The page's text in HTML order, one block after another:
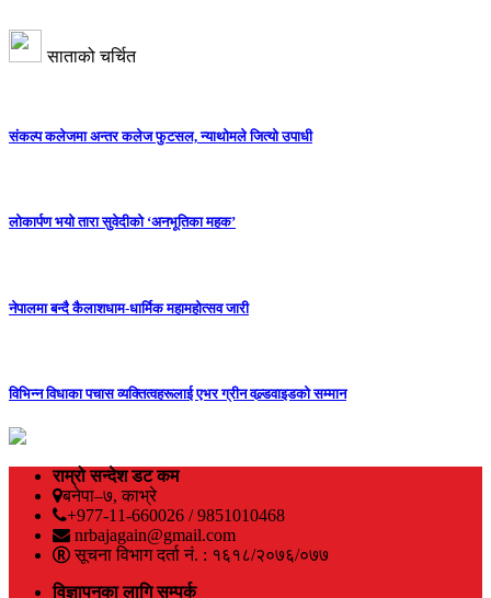
साताको चर्चित
संकल्प कलेजमा अन्तर कलेज फुटसल, न्याथोमले जित्यो उपाधी
लोकार्पण भयो तारा सुवेदीको ‘अनभूतिका महक’
नेपालमा बन्दै कैलाशधाम-धार्मिक महामहोत्सव जारी
विभिन्न विधाका पचास व्यक्तित्वहरूलाई एभर ग्रीन वल्र्डवाइडको सम्मान
राम्रो सन्देश डट कम
बनेपा–७, काभ्रे
+977-11-660026 / 9851010468
nrbajagain@gmail.com
सूचना विभाग दर्ता नं. : १६१८/२०७६/०७७
विज्ञापनका लागि सम्पर्क